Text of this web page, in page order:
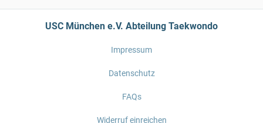
USC München e.V. Abteilung Taekwondo
Impressum
Datenschutz
FAQs
Widerruf einreichen